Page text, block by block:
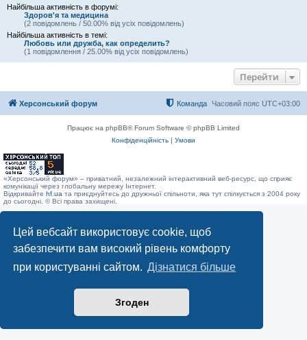
Цей вебсайт використовує cookie, щоб
забезпечити вам високий рівень комфорту
при користуванні сайтом. Дізнатися більше
Згоден
Найбільша активність в форумі:
Здоров'я та медицина
(2 повідомлень / 50.00% від усіх повідомлень)
Найбільша активність в темі:
Любовь или дружба, как определить?
(1 повідомлення / 25.00% від усіх повідомлень)
Перейти
Херсонський форум Часовий пояс UTC+03:00
Команда
Працює на phpBB® Forum Software © phpBB Limited
Конфіденційність | Умови
«Херсонський форум» – приватний, незалежний інтерактивний веб-ресурс, що сприяє
комунікації через глобальну мережу Інтернет.
Відкривайте hf.ua та приєднуйтесь до дружньої спільноти, яка тут спілкується з 2004 року
до сьогодні. © Всі права захищені.